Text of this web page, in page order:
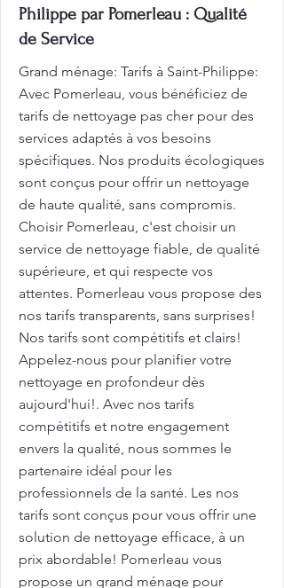
Philippe par Pomerleau : Qualité
de Service
Grand ménage: Tarifs à Saint-Philippe:
Avec Pomerleau, vous bénéficiez de
tarifs de nettoyage pas cher pour des
services adaptés à vos besoins
spécifiques. Nos produits écologiques
sont conçus pour offrir un nettoyage
de haute qualité, sans compromis.
Choisir Pomerleau, c'est choisir un
service de nettoyage fiable, de qualité
supérieure, et qui respecte vos
attentes. Pomerleau vous propose des
nos tarifs transparents, sans surprises!
Nos tarifs sont compétitifs et clairs!
Appelez-nous pour planifier votre
nettoyage en profondeur dès
aujourd'hui!. Avec nos tarifs
compétitifs et notre engagement
envers la qualité, nous sommes le
partenaire idéal pour les
professionnels de la santé. Les nos
tarifs sont conçus pour vous offrir une
solution de nettoyage efficace, à un
prix abordable! Pomerleau vous
propose un grand ménage pour